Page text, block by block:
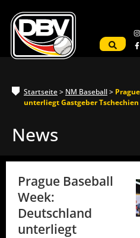
Startseite> NM Baseball>
unterliegt Gastgeber
News
Prague Baseball
Week:
Deutschland
unterliegt